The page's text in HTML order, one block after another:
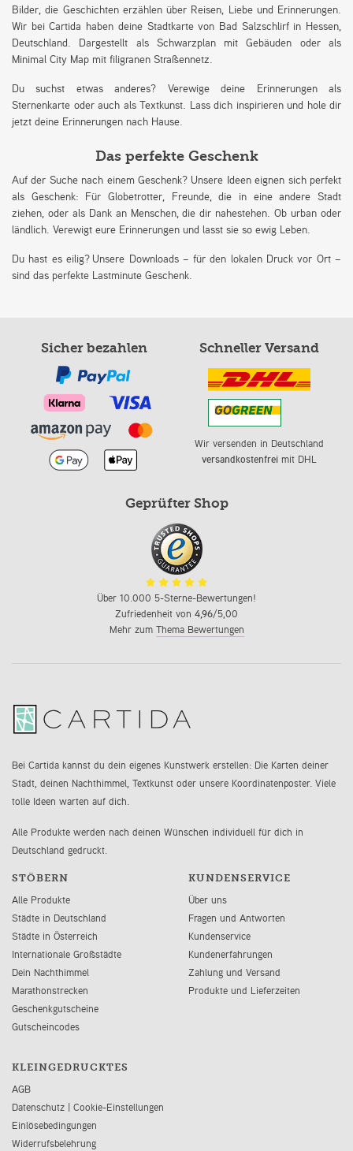
Bilder, die Geschichten erzählen über Reisen, Liebe und Erinnerungen.
Wir bei Cartida haben deine Stadtkarte von Bad Salzschlirf in Hessen,
Deutschland. Dargestellt als Schwarzplan mit Gebäuden oder als
Minimal City Map mit filigranen Straßennetz.
Du suchst etwas anderes? Verewige deine Erinnerungen als
Sternenkarte oder auch als Textkunst. Lass dich inspirieren und hole dir
jetzt deine Erinnerungen nach Hause.
Das perfekte Geschenk
Auf der Suche nach einem Geschenk? Unsere Ideen eignen sich perfekt
als Geschenk: Für Globetrotter, Freunde, die in eine andere Stadt
ziehen, oder als Dank an Menschen, die dir nahestehen. Ob urban oder
ländlich. Verewigt eure Erinnerungen und lasst sie so ewig Leben.
Du hast es eilig? Unsere Downloads – für den lokalen Druck vor Ort –
sind das perfekte Lastminute Geschenk.
Sicher bezahlen Schneller Versand
Wir versenden in Deutschland
versandkostenfreimit DHL
Geprüfter Shop
Über 10.000 5-Sterne-Bewertungen!
Zufriedenheit von 4,96/5,00
Mehr zum Thema Bewertungen
Bei Cartida kannst du dein eigenes Kunstwerk erstellen: Die Karten deiner
Stadt, deinen Nachthimmel, Textkunst oder unsere Koordinatenposter. Viele
tolle Ideen warten auf dich.
Alle Produkte werden nach deinen Wünschen individuell für dich in
Deutschland gedruckt.
STÖBERN
Alle Produkte
Städte in Deutschland
Städte in Österreich
Internationale Großstädte
Dein Nachthimmel
Marathonstrecken
Geschenkgutscheine
Gutscheincodes
KUNDENSERVICE
Über uns
Fragen und Antworten
Kundenservice
Kundenerfahrungen
Zahlung und Versand
Produkte und Lieferzeiten
KLEINGEDRUCKTES
AGB
Datenschutz | Cookie-Einstellungen
Einlösebedingungen
Widerrufsbelehrung